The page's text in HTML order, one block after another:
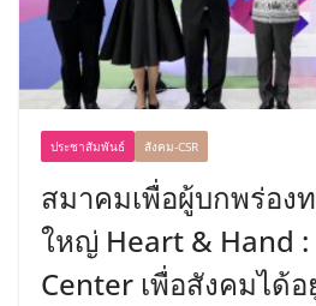
ประชาสัมพันธ์ สังคม-CSR
สมาคมเพื่อผู้บกพร่อง
ใหญ่ Heart & Hand :
Center เพื่อสังคมได้